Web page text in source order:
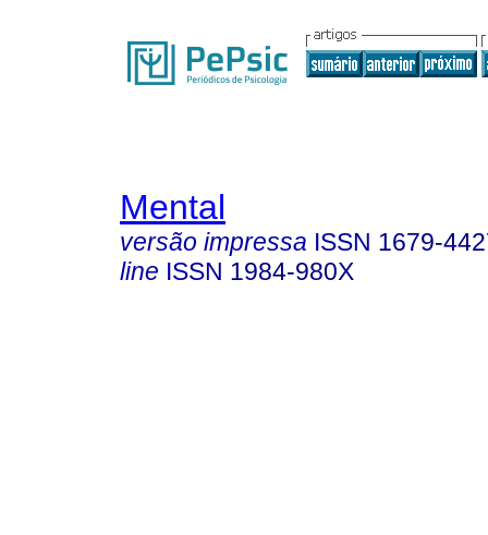
Mental
versão impressa ISSN 1679-
line ISSN 1984-980X